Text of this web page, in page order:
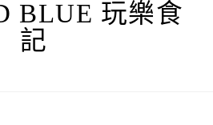
BLUE 玩樂食
記